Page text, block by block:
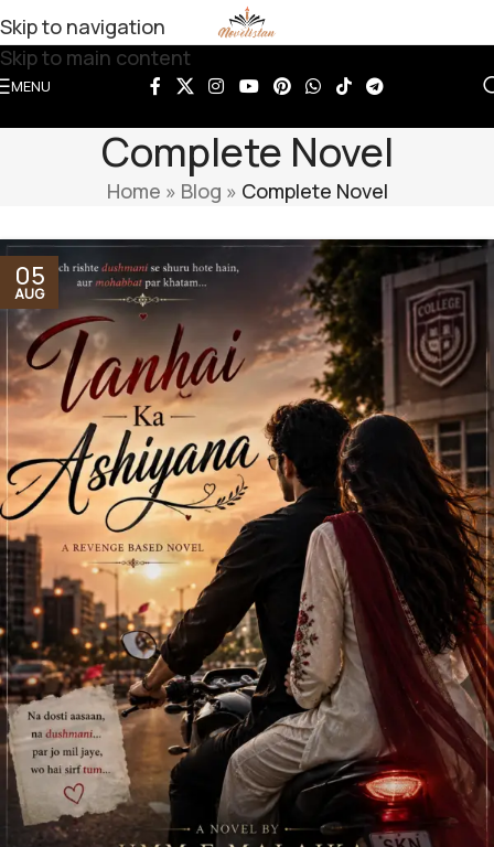
Skip to navigation
Skip to main content
MENU
Complete Novel
Home » Blog » Complete Novel
05
AUG